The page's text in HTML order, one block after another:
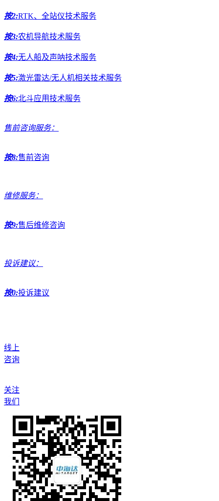
按2:RTK、全站仪技术服务
按3:农机导航技术服务
按4:无人船及声呐技术服务
按5:激光雷达/无人机相关技术服务
按6:北斗应用技术服务
售前咨询服务：
按8:售前咨询
维修服务：
按9:售后维修咨询
投诉建议：
按0:投诉建议
线上
咨询
关注
我们